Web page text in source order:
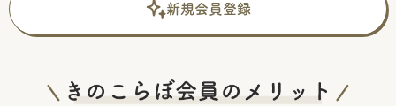
新規会員登録